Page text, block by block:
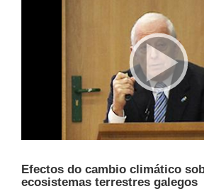
Efectos do cambio climático
ecosistemas terrestres galegos